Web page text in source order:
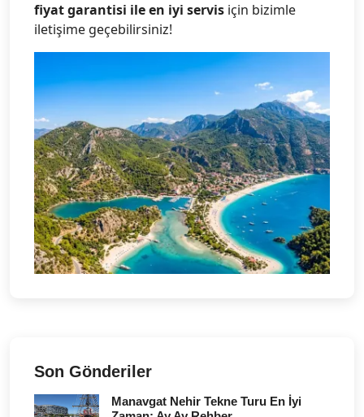
fiyat garantisi ile en iyi servis için bizimle
iletişime geçebilirsiniz!
Son Gönderiler
Manavgat Nehir Tekne Turu En İyi